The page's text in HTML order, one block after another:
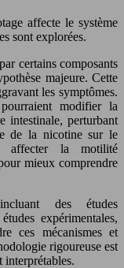
affecte le système
sont explorées.
certains composants
majeure. Cette
les symptômes.
modifier la
intestinale, perturbant
de la nicotine sur le
affecter la motilité
mieux comprendre
des études
expérimentales,
ces mécanismes et
rigoureuse est
interprétables.